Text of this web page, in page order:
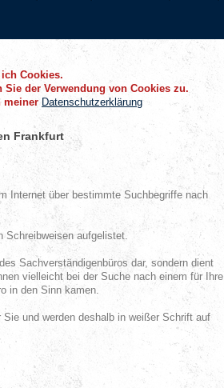
Cookies.
der Verwendung von Cookies zu.
meiner Datenschutzerklärung
Frankfurt
Internet über bestimmte Suchbegriffe nach
Schreibweisen aufgelistet.
Sachverständigenbüros dar, sondern dient
vielleicht bei der Suche nach einem für Ihre
in den Sinn kamen.
und werden deshalb in weißer Schrift auf